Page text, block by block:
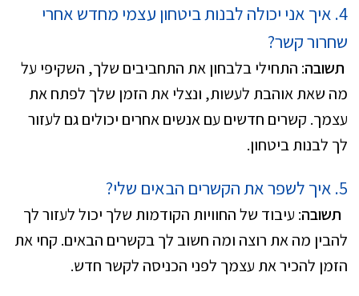
4. איך אני יכולה לבנות ביטחון עצמי מחדש אחרי
שחרור קשר?
תשובה: התחילי בלבחון את התחביבים שלך, השקיפי על
מה שאת אוהבת לעשות, ונצלי את הזמן שלך לפתח את
עצמך. קשרים חדשים עם אנשים אחרים יכולים גם לעזור
לך לבנות ביטחון.
5. איך לשפר את הקשרים הבאים שלי?
תשובה: עיבוד של החוויות הקודמות שלך יכול לעזור לך
להבין מה את רוצה ומה חשוב לך בקשרים הבאים. קחי את
הזמן להכיר את עצמך לפני הכניסה לקשר חדש.